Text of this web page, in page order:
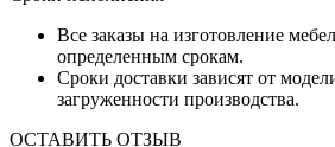
Все заказы на изготовление
определенным срокам.
Сроки доставки зависят от
загруженности производства.
ОСТАВИТЬ ОТЗЫВ